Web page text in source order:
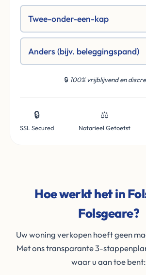
Twee-onder-een-kap
Anders (bijv. beleggingspand)
🔒 100% vrijblijvend en
🔒
SSL Secured
⚖️
Notarieel Getoetst
Hoe werkt het in
Folsgeare?
Uw woning verkopen hoeft geen
Met ons transparante 3-
waar u aan toe bent: